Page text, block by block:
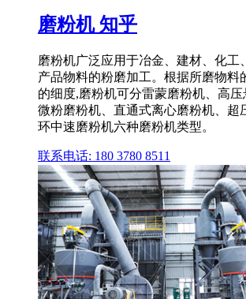
磨粉机 知乎
磨粉机广泛应用于冶金、建材、化工
产品物料的粉磨加工。根据所磨物料
的细度,磨粉机可分雷蒙磨粉机、高
微粉磨粉机、直通式离心磨粉机、超
环中速磨粉机六种磨粉机类型。
联系电话: 180 3780 8511